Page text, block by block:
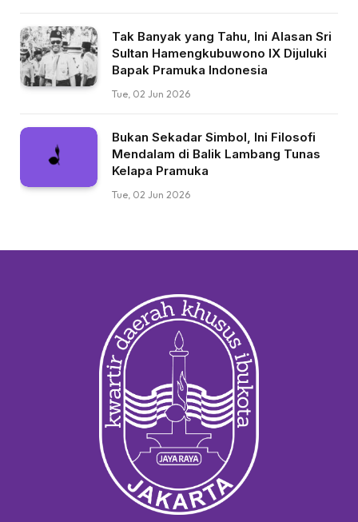
Tak Banyak yang Tahu, Ini Alasan Sri
Sultan Hamengkubuwono IX Dijuluki
Bapak Pramuka Indonesia
Tue, 02 Jun 2026
Bukan Sekadar Simbol, Ini Filosofi
Mendalam di Balik Lambang Tunas
Kelapa Pramuka
Tue, 02 Jun 2026